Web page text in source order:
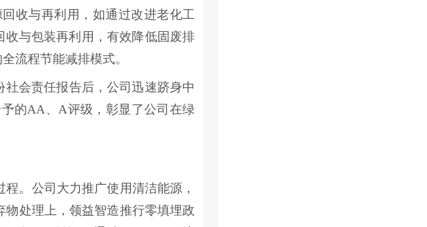
收与再利用，如通过改进老化工
与包装再利用，有效降低固废排
流程节能减排模式。
会责任报告后，公司迅速跻身中
予的AA、A评级，彰显了公司在绿
。公司大力推广使用清洁能源，
处理上，领益智造推行零填埋政